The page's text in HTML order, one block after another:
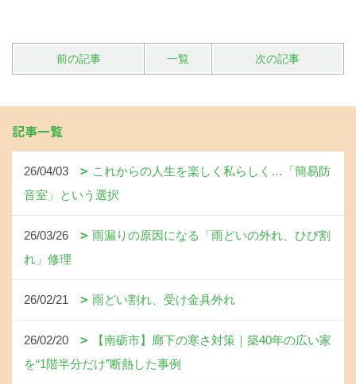
前の記事 一覧 次の記事
記事一覧
26/04/03
これからの人生を楽しく私らしく…「簡易防
音室」という選択
26/03/26
雨漏りの原因になる「雨どいの外れ、ひび割
れ」修理
26/02/21 雨どい割れ、受け金具外れ
26/02/20
【南砺市】廊下の寒さ対策｜築40年の広い家
を“1階半分だけ”断熱した事例